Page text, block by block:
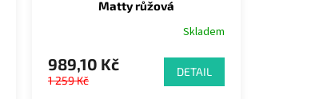
Matty růžová
Skladem
989,10 Kč
1 259 Kč
DETAIL